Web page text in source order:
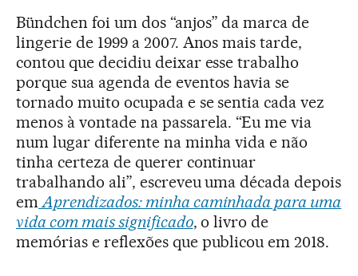
Bündchen foi um dos “anjos” da marca de
lingerie de 1999 a 2007. Anos mais tarde,
contou que decidiu deixar esse trabalho
porque sua agenda de eventos havia se
tornado muito ocupada e se sentia cada vez
menos à vontade na passarela. “Eu me via
num lugar diferente na minha vida e não
tinha certeza de querer continuar
trabalhando ali”, escreveu uma década depois
em Aprendizados: minha caminhada para uma
vida com mais significado, o livro de
memórias e reflexões que publicou em 2018.